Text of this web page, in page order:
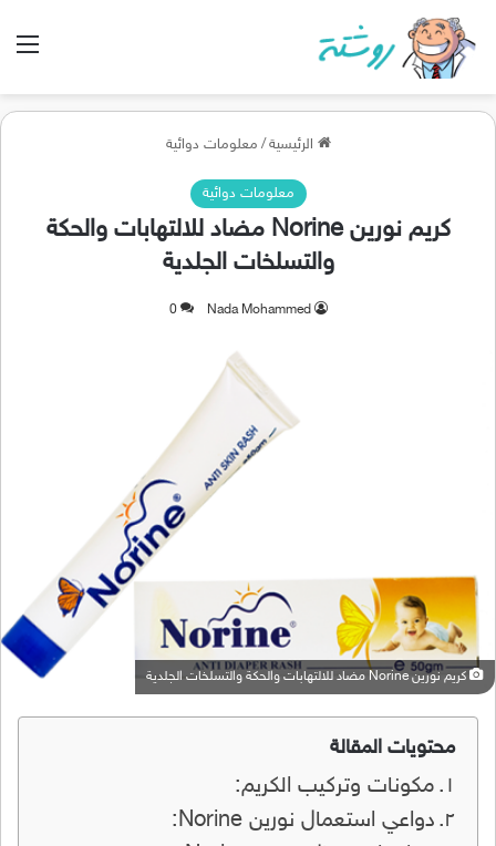
الرئيسية / معلومات دوائية
معلومات دوائية
كريم نورين Norine مضاد للالتهابات والحكة
والتسلخات الجلدية
Nada Mohammed
0
كريم نورين Norine مضاد للالتهابات والحكة والتسلخات الجلدية
محتويات المقالة
مكونات وتركيب الكريم:
دواعي استعمال نورين Norine: